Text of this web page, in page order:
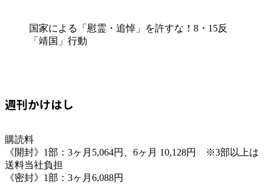
国家による「慰霊・追悼」を許すな！8・15反
「靖国」行動
週刊かけはし
購読料
《開封》1部：3ヶ月5,064円、6ヶ月 10,128円 ※3部以上は
送料当社負担
《密封》1部：3ヶ月6,088円